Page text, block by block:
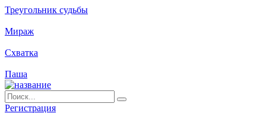
Треугольник судьбы
Мираж
Схватка
Паша
Ре­ги­ст­ра­ция